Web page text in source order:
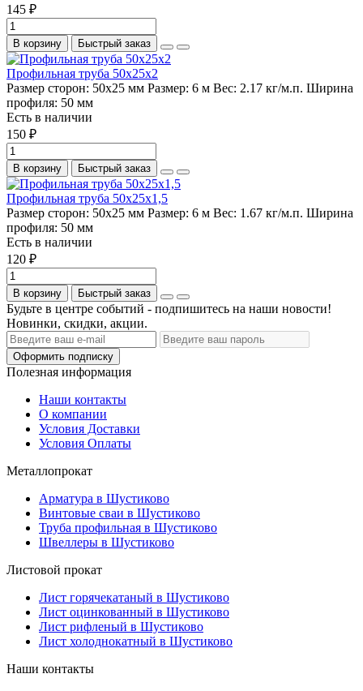
145 ₽
В корзину Быстрый заказ
Профильная труба 50х25х2
Размер сторон: 50х25 мм Размер: 6 м Вес: 2.17 кг/м.п. Ширина
профиля: 50 мм
Есть в наличии
150 ₽
В корзину Быстрый заказ
Профильная труба 50х25х1,5
Размер сторон: 50х25 мм Размер: 6 м Вес: 1.67 кг/м.п. Ширина
профиля: 50 мм
Есть в наличии
120 ₽
В корзину Быстрый заказ
Будьте в центре событий - подпишитесь на наши новости!
Новинки, скидки, акции.
Оформить подписку
Полезная информация
Наши контакты
О компании
Условия Доставки
Условия Оплаты
Металлопрокат
Арматура в Шустиково
Винтовые сваи в Шустиково
Труба профильная в Шустиково
Швеллеры в Шустиково
Листовой прокат
Лист горячекатаный в Шустиково
Лист оцинкованный в Шустиково
Лист рифленый в Шустиково
Лист холоднокатный в Шустиково
Наши контакты